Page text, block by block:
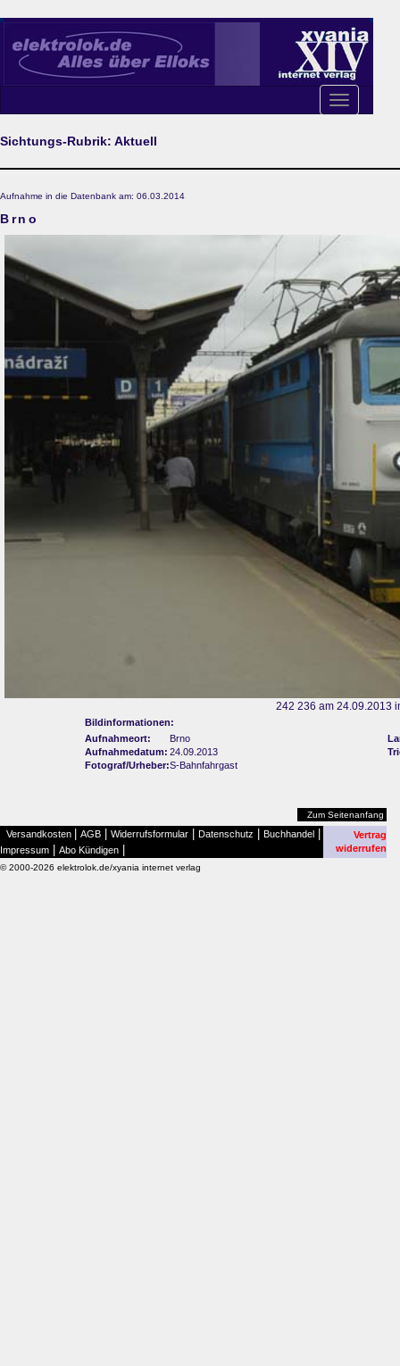
Toggle
navigation
Sichtungs-Rubrik: Aktuell
Aufnahme in die Datenbank am: 06.03.2014
Brno
242 236 am 24.09.2013
Bildinformationen:
Aufnahmeort:
Brno
Aufnahmedatum: 24.09.2013
Fotograf/Urheber:S-Bahnfahrgast
Zum Seitenanfang
Versandkosten AGB Widerrufsformular Datenschutz Buchhandel
Impressum Abo Kündigen
Vertrag
widerrufen
© 2000-2026 elektrolok.de/xyania internet verlag